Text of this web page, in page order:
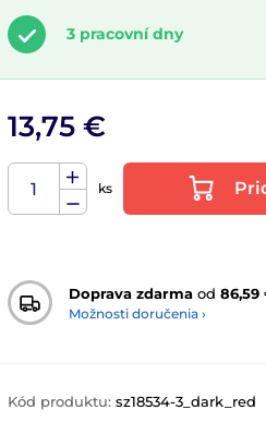
3 pracovní dny
13,75 €
ks
Doprava zdarma od 86,59
Možnosti doručenia ›
Kód produktu: sz18534-3_dark_red